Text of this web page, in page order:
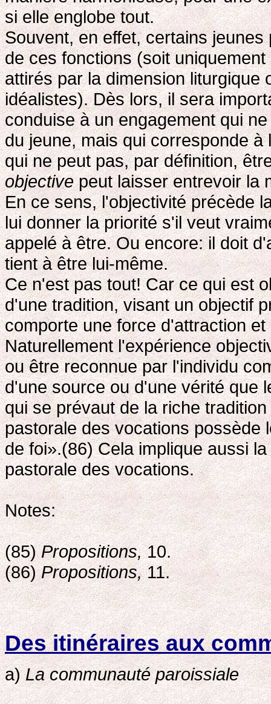
si elle englobe tout.
Souvent, en effet, certains
de ces fonctions (soit
attirés par la dimension liturgique
idéalistes). Dès lors, il sera
conduise à un engagement qui
du jeune, mais qui corresponde
qui ne peut pas, par définition,
objectivepeut laisser entrevoir la
En ce sens, l'objectivité précède
lui donner la priorité s'il veut
appelé à être. Ou encore: il doit
tient à être lui-même.
Ce n'est pas tout! Car ce qui est
d'une tradition, visant un objectif
comporte une force d'attraction
Naturellement l'expérience
ou être reconnue par l'individu
d'une source ou d'une vérité que
qui se prévaut de la riche
pastorale des vocations possède
de foi».(86) Cela implique aussi
pastorale des vocations.
Notes:
(85)Propositions,10.
(86)Propositions,11.
Des itinéraires aux
a)La communauté paroissiale